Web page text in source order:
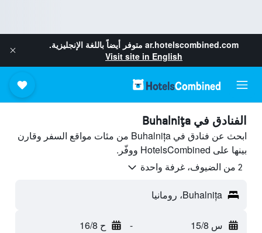
ar.hotelscombined.com متوفر أيضاً باللغة الإنجليزية.
Visit site in English
الفنادق في Buhalnița
ابحث عن فنادق في Buhalnița من مئات مواقع السفر وقارن
بينها على HotelsCombined ووفّر.
2 من الضيوف، غرفة واحدة
Buhalnița، رومانيا
س 15/8 - ح 16/8